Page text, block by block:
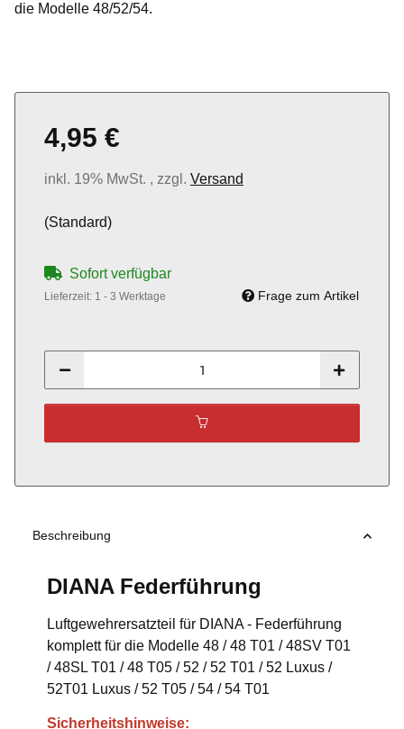
die Modelle 48/52/54.
4,95 €
inkl. 19% MwSt. , zzgl. Versand
(Standard)
Sofort verfügbar
Lieferzeit: 1 - 3 Werktage Frage zum Artikel
Beschreibung
DIANA Federführung
Luftgewehrersatzteil für DIANA - Federführung
komplett für die Modelle 48 / 48 T01 / 48SV T01
/ 48SL T01 / 48 T05 / 52 / 52 T01 / 52 Luxus /
52T01 Luxus / 52 T05 / 54 / 54 T01
Sicherheitshinweise: